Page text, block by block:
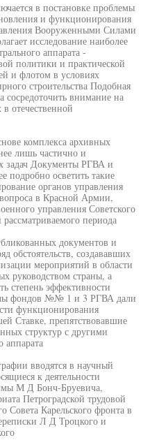
в постановке проблемы
и функционирования
Вооруженными Силами
исследование наиболее
аппарата -
политики и практической
и флотом в условиях
строительства Подобная
внимание на
отечественной
комплекса архивных
лишь частично и
задач Документы РГВА и
осветить такие
органов управления
в Красной Армии,
управления Советского
периода
документов и
обстоятельств, создававших
мероприятий в области
руководством страны, а
степень эффективности
фондов №№ 1 и 3 РГВА дали
функционирования
Ставке, препятствовавшие
структур с другими
аппарата
вводятся в научный
к деятельности
М Д Бонч-Бруевича,
Петроградской трудовой
Совета Карельского фронта в
Л Д Троцкого и